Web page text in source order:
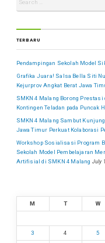
TERBARU
Pendampingan Sekolah Model
Grafika Juara! Salsa Bella Siti
Kejurprov Angkat Berat Jawa
SMKN 4 Malang Borong Prestasi
Kontingen Teladan pada Puncak
SMKN 4 Malang Sambut
Jawa Timur Perkuat Kolaborasi
Workshop Sosialisasi Program
Sekolah Model Pembelajaran
Artifisial di SMKN 4 Malang July
M T W
3 4 5